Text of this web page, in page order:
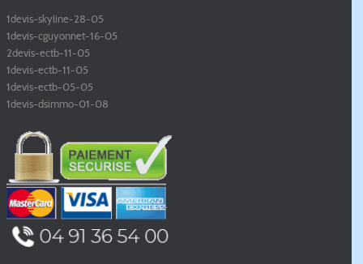
1devis-skyline-28-05
1devis-cguyonnet-16-05
2devis-ectb-11-05
1devis-ectb-11-05
1devis-ectb-05-05
1devis-dsimmo-01-08